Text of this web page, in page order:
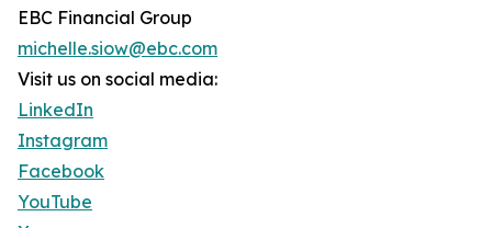
EBC Financial Group
michelle.siow@ebc.com
Visit us on social media:
LinkedIn
Instagram
Facebook
YouTube